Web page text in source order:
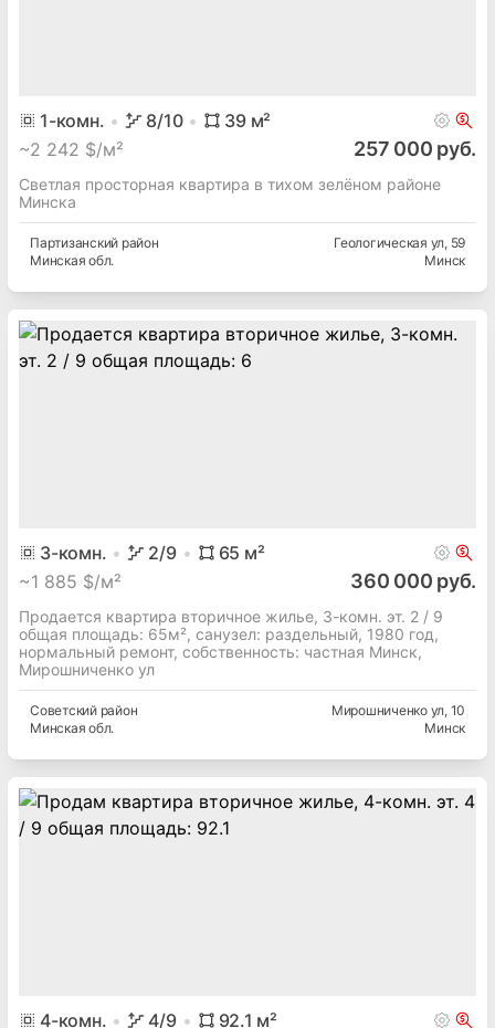
1-комн. 8/10 39м²
~2 242 $/м² 257 000 руб.
Светлая просторная квартира в тихом зелёном районе
Минска
Партизанский район
Минская обл.
Геологическая ул, 59
Минск
3-комн. 2/9 65 м²
~1 885 $/м² 360 000 руб.
Продается квартира вторичное жилье, 3-комн. эт. 2 / 9
общая площадь: 65м², cанузел: раздельный, 1980 год,
нормальный ремонт, собственность: частная Минск,
Мирошниченко ул
Советский район
Минская обл.
Мирошниченко ул, 10
Минск
4-комн. 4/9 92.1 м²